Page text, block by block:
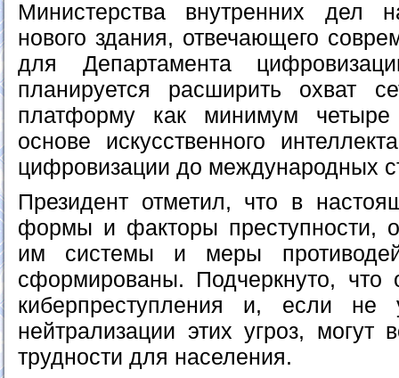
Министерства внутренних дел
нового здания, отвечающего
для Департамента
планируется расширить охват
платформу как минимум
основе искусственного
цифровизации до международных
Президент отметил, что в
формы и факторы преступности,
им системы и меры
сформированы. Подчеркнуто, что
киберпреступления и, если не
нейтрализации этих угроз, могут
трудности для населения.